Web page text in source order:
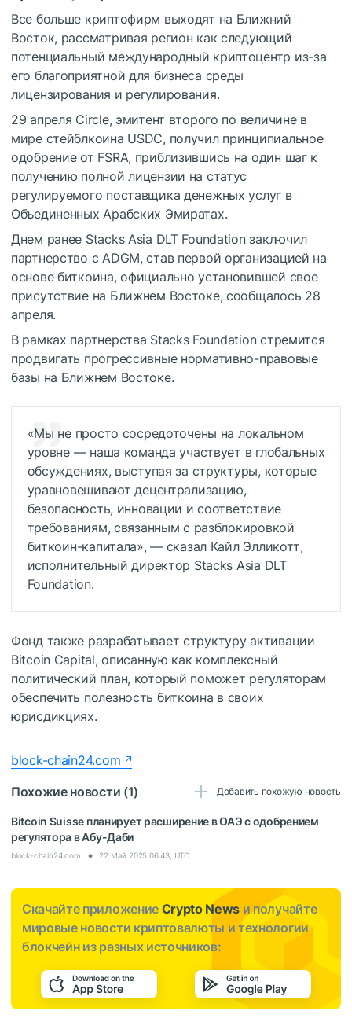
Все больше криптофирм выходят на Ближний
Восток, рассматривая регион как следующий
потенциальный международный криптоцентр из-за
его благоприятной для бизнеса среды
лицензирования и регулирования.
29 апреля Circle, эмитент второго по величине в
мире стейблкоина USDC, получил принципиальное
одобрение от FSRA, приблизившись на один шаг к
получению полной лицензии на статус
регулируемого поставщика денежных услуг в
Объединенных Арабских Эмиратах.
Днем ранее Stacks Asia DLT Foundation заключил
партнерство с ADGM, став первой организацией на
основе биткоина, официально установившей свое
присутствие на Ближнем Востоке, сообщалось 28
апреля.
В рамках партнерства Stacks Foundation стремится
продвигать прогрессивные нормативно-правовые
базы на Ближнем Востоке.
«Мы не просто сосредоточены на локальном
уровне — наша команда участвует в глобальных
обсуждениях, выступая за структуры, которые
уравновешивают децентрализацию,
безопасность, инновации и соответствие
требованиям, связанным с разблокировкой
биткоин-капитала», — сказал Кайл Элликотт,
исполнительный директор Stacks Asia DLT
Foundation.
Фонд также разрабатывает структуру активации
Bitcoin Capital, описанную как комплексный
политический план, который поможет регуляторам
обеспечить полезность биткоина в своих
юрисдикциях.
block-chain24.com
Похожие новости (1)
Добавить похожую новость
Bitcoin Suisse планирует расширение в ОАЭ с одобрением
регулятора в Абу-Даби
block-chain24.com 22 Май 2025 06:43, UTC
Скачайте приложение Crypto News и получайте
мировые новости криптовалюты и технологии
блокчейн из разных источников: